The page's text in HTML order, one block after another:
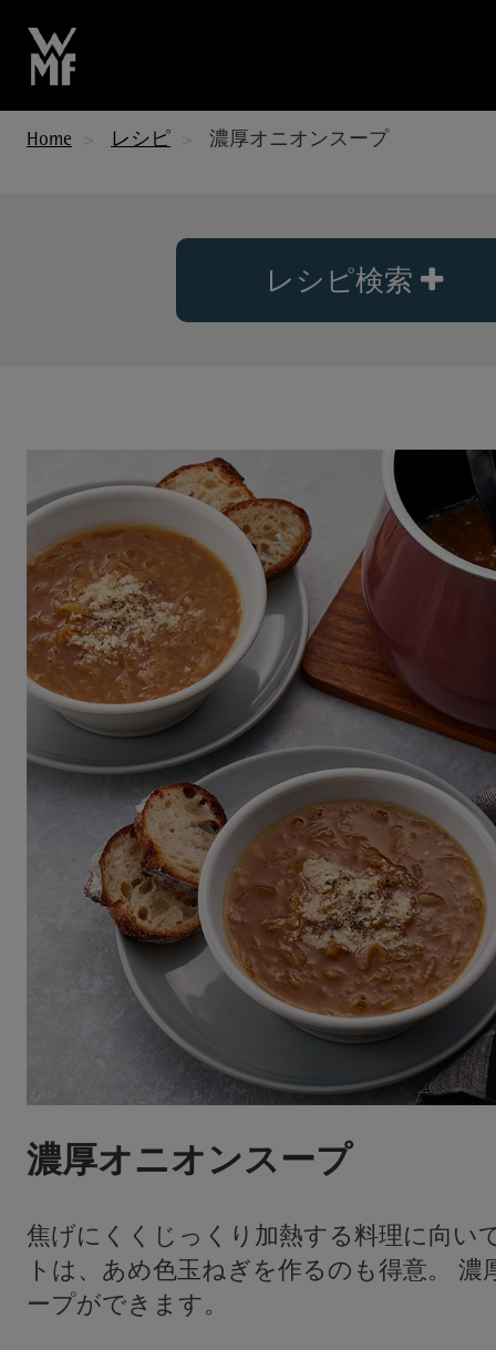
Home レシピ 濃厚オニオンスープ
レシピ検索
濃厚オニオンスープ
焦げにくくじっくり加熱する料理に向い
トは、あめ色玉ねぎを作るのも得意。 濃
ープができます。